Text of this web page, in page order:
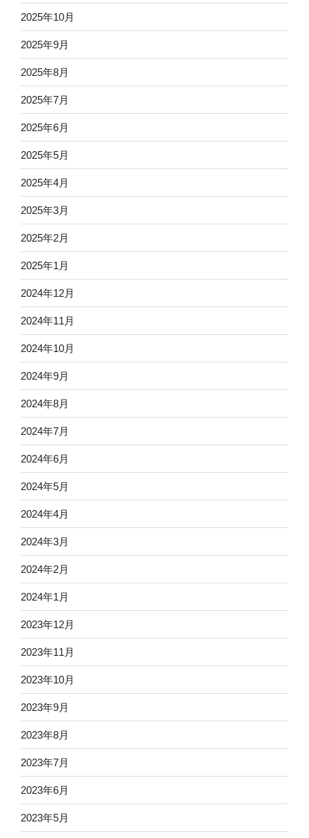
2025年10月
2025年9月
2025年8月
2025年7月
2025年6月
2025年5月
2025年4月
2025年3月
2025年2月
2025年1月
2024年12月
2024年11月
2024年10月
2024年9月
2024年8月
2024年7月
2024年6月
2024年5月
2024年4月
2024年3月
2024年2月
2024年1月
2023年12月
2023年11月
2023年10月
2023年9月
2023年8月
2023年7月
2023年6月
2023年5月